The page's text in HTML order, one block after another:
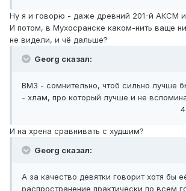
Ну я и говорю - даже древний 201-й АКСМ и
И потом, в Мухосранске каком-нить ваще
не видели, и чё дальше?
Georg сказал:
ВМЗ - сомнительно, чтоб сильно лучше
- хлам, про который лучше и не
И на хрена сравнивать с худшим?
Georg сказал:
А за качество девятки говорит хотя бы
распространение практически по всем